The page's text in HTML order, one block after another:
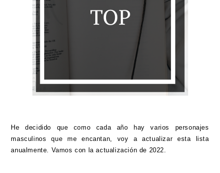
He decidido que como cada año hay varios personajes
masculinos que me encantan, voy a actualizar esta lista
anualmente. Vamos con la actualización de 2022.